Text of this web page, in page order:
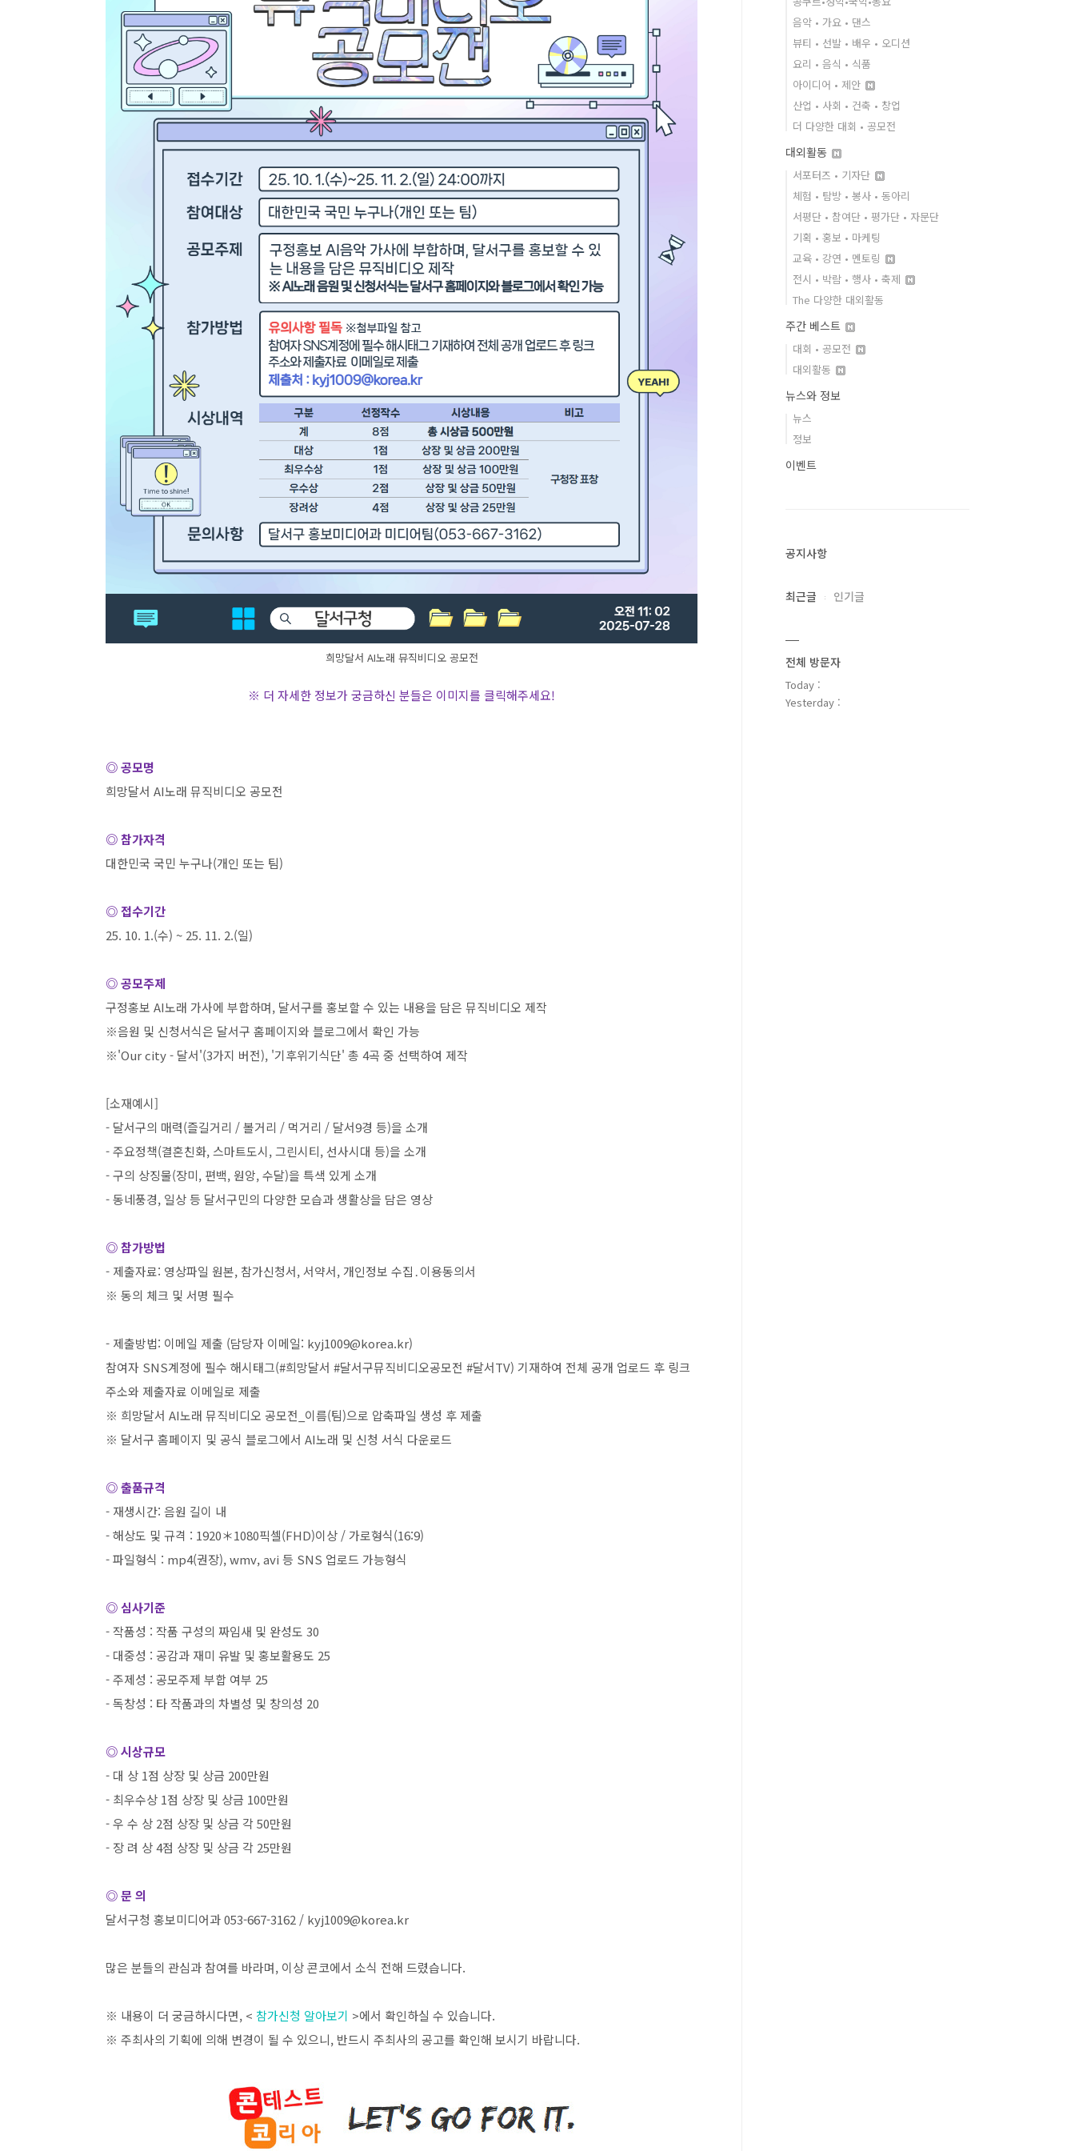
희망달서 AI노래 뮤직비디오 공모전
※ 더 자세한 정보가 궁금하신 분들은 이미지를 클릭해주세요!
◎ 공모명
희망달서 AI노래 뮤직비디오 공모전
◎ 참가자격
대한민국 국민 누구나(개인 또는 팀)
◎ 접수기간
25. 10. 1.(수) ~ 25. 11. 2.(일)
◎ 공모주제
구정홍보 AI노래 가사에 부합하며, 달서구를 홍보할 수 있는 내용을 담은 뮤직비디오 제작
※음원 및 신청서식은 달서구 홈페이지와 블로그에서 확인 가능
※'Our city - 달서'(3가지 버전), '기후위기식단' 총 4곡 중 선택하여 제작
[소재예시]
- 달서구의 매력(즐길거리 /볼거리 / 먹거리 / 달서9경 등)을 소개
-주요정책(결혼친화,스마트도시,그린시티, 선사시대 등)을 소개
-구의 상징물(장미, 편백, 원앙,수달)을 특색 있게 소개
-동네풍경, 일상 등 달서구민의 다양한 모습과 생활상을 담은 영상
◎ 참가방법
- 제출자료: 영상파일 원본, 참가신청서,서약서, 개인정보 수집 ․이용동의서
※ 동의 체크 및 서명 필수
- 제출방법: 이메일 제출 (담당자 이메일: kyj1009@korea.kr)
참여자 SNS계정에 필수 해시태그(#희망달서 #달서구뮤직비디오공모전 #달서TV) 기재하여 전체 공개 업로드 후 링크
주소와 제출자료 이메일로 제출
※ 희망달서 AI노래 뮤직비디오 공모전 이름(팀)으로 압축파일 생성 후 제출
※ 달서구 홈페이지 및 공식 블로그에서 AI노래 및 신청 서식 다운로드
◎ 출품규격
- 재생시간: 음원 길이 내
-해상도 및 규격 : 1920＊1080픽셀(FHD)이상 /가로형식(16:9)
-파일형식 : mp4(권장), wmv, avi 등 SNS 업로드 가능형식
◎ 심사기준
-작품성 : 작품 구성의 짜임새 및 완성도 30
- 대중성 : 공감과 재미 유발 및 홍보활용도 25
-주제성 : 공모주제 부합 여부 25
-독창성 : 타 작품과의 차별성 및 창의성 20
◎ 시상규모
- 대 상 1점 상장 및 상금 200만원
- 최우수상 1점 상장 및 상금 100만원
-우 수 상 2점 상장 및 상금 각50만원
- 장 려 상4점 상장 및 상금 각 25만원
◎ 문 의
달서구청 홍보미디어과053-667-3162 / kyj1009@korea.kr
많은 분들의 관심과 참여를 바라며, 이상 콘코에서 소식 전해 드렸습니다.
※ 내용이 더 궁금하시다면, < 참가신청 알아보기 >에서 확인하실 수 있습니다.
※ 주최사의 기획에 의해 변경이 될 수 있으니, 반드시 주최사의 공고를 확인해 보시기 바랍니다.
음악 • 가요 • 댄스
뷰티 • 선발 • 배우 • 오디션
요리 • 음식 • 식품
아이디어 • 제안
산업 • 사회 • 건축 • 창업
더 다양한 대회 • 공모전
대외활동
서포터즈 • 기자단
체험 • 탐방 • 봉사 • 동아리
서평단 • 참여단 • 평가단 • 자문단
기획 • 홍보 • 마케팅
교육 • 강연 • 멘토링
전시 • 박람 • 행사 • 축제
The 다양한 대외활동
주간 베스트
대회 • 공모전
대외활동
뉴스와 정보
뉴스
정보
이벤트
공지사항
최근글 인기글
전체 방문자
Today :
Yesterday :